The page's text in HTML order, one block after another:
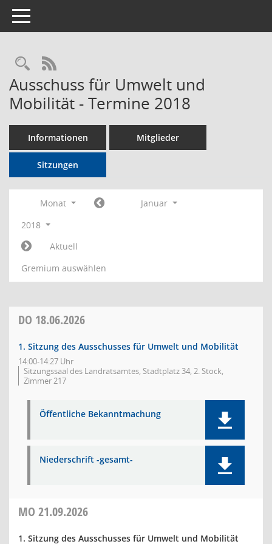
Toggle navigation
Rechercheauswahl
RSS-Feed
Ausschuss für Umwelt und
Mobilität - Termine 2018
Informationen Mitglieder
Sitzungen
Monat
Januar
2018
Aktuell
Gremium auswählen
DO 18.06.2026
1. Sitzung des Ausschusses für Umwelt und Mobilität
14:00-14:27 Uhr
Sitzungssaal des Landratsamtes, Stadtplatz 34, 2. Stock,
Zimmer 217
Öffentliche Bekanntmachung
Niederschrift -gesamt-
MO 21.09.2026
1. Sitzung des Ausschusses für Umwelt und Mobilität